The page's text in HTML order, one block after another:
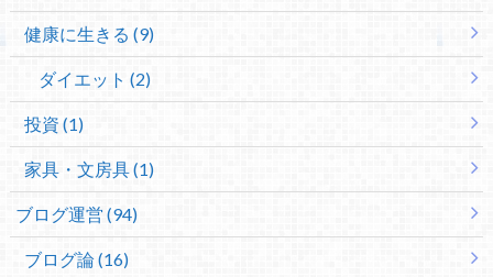
健康に生きる (9)
ダイエット (2)
投資 (1)
家具・文房具 (1)
ブログ運営 (94)
ブログ論 (16)